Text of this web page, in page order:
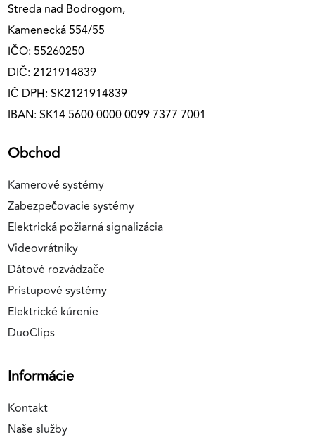
Streda nad Bodrogom,
Kamenecká 554/55
IČO: 55260250
DIČ: 2121914839
IČ DPH: SK2121914839
IBAN: SK14 5600 0000 0099 7377 7001
Obchod
Kamerové systémy
Zabezpečovacie systémy
Elektrická požiarná signalizácia
Videovrátniky
Dátové rozvádzače
Prístupové systémy
Elektrické kúrenie
DuoClips
Informácie
Kontakt
Naše služby